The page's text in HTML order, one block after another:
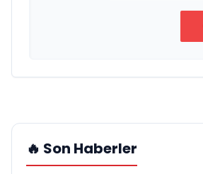
🔥 Son Haberler